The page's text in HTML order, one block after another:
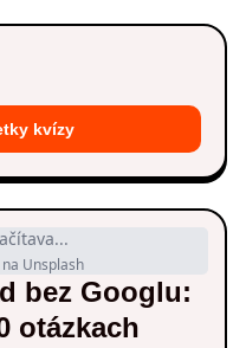
kvízy
Unsplash
bez Googlu:
otázkach